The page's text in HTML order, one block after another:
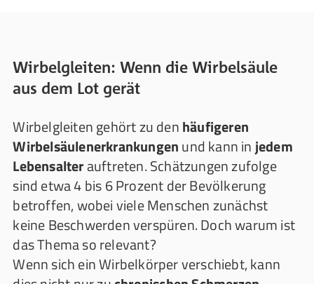
Wirbelgleiten: Wenn die Wirbelsäule
aus dem Lot gerät
Wirbelgleiten gehört zu denhäufigeren
Wirbelsäulenerkrankungenund kann in jedem
Lebensalterauftreten. Schätzungen zufolge
sind etwa 4 bis 6 Prozent der Bevölkerung
betroffen, wobei viele Menschen zunächst
keine Beschwerden verspüren. Doch warum ist
das Thema so relevant?
Wenn sich ein Wirbelkörper verschiebt, kann